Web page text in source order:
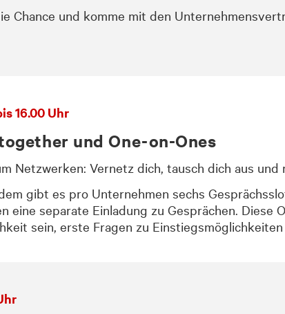
Chance und komme mit den
16.00 Uhr
und One-on-Ones
Netzwerken: Vernetz dich, tausch dich aus und
gibt es pro Unternehmen sechs
eine separate Einladung zu Gesprächen. Diese
sein, erste Fragen zu